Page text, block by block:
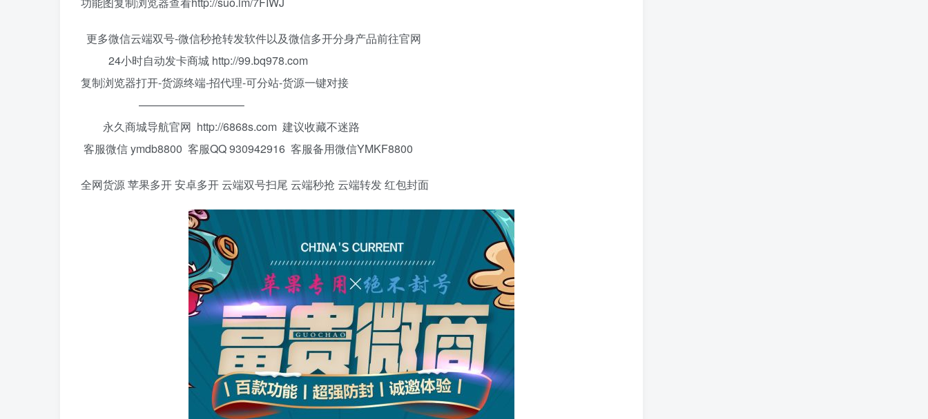
更多微信云端双号-微信秒抢转发软件以及微信多开分身产品前往官网
24小时自动发卡商城 http://99.bq978.com
复制浏览器打开-货源终端-招代理-可分站-货源一键对接
—————————–
永久商城导航官网 http://6868s.com 建议收藏不迷路
客服微信 ymdb8800 客服QQ 930942916 客服备用微信YMKF8800
全网货源 苹果多开 安卓多开 云端双号扫尾 云端秒抢 云端转发 红包封面